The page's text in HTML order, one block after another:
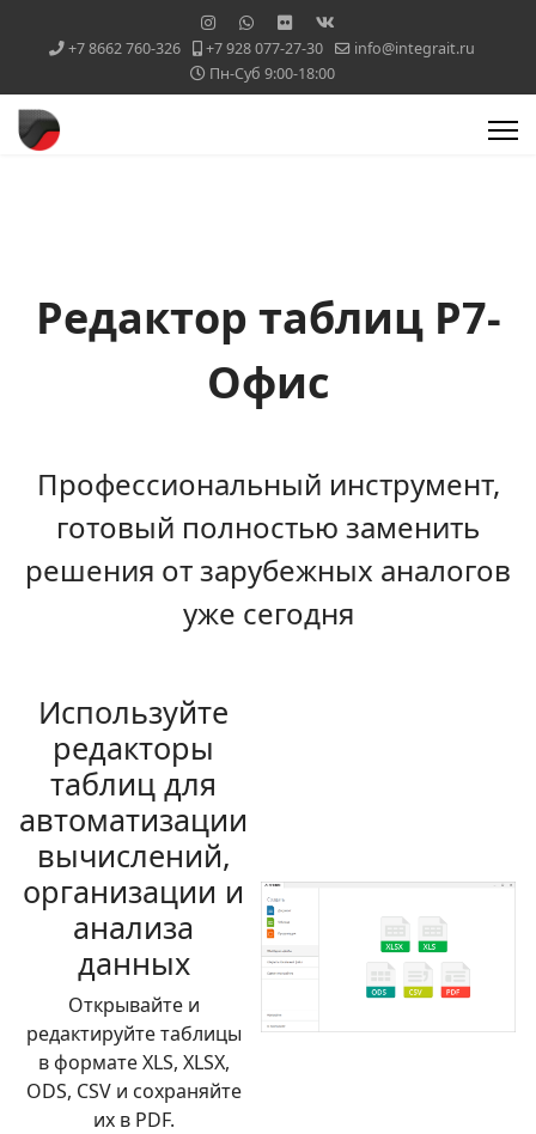
+7 8662 760-326 +7 928 077-27-30
info@integrait.ru
Пн-Суб 9:00-18:00
Редактор таблиц Р7-
Офис
Профессиональный инструмент,
готовый полностью заменить
решения от зарубежных аналогов
уже сегодня
Используйте
редакторы
таблиц для
автоматизации
вычислений,
организации и
анализа
данных
Открывайте и
редактируйте таблицы
в формате XLS, XLSX,
ODS, CSV и сохраняйте
их в PDF.